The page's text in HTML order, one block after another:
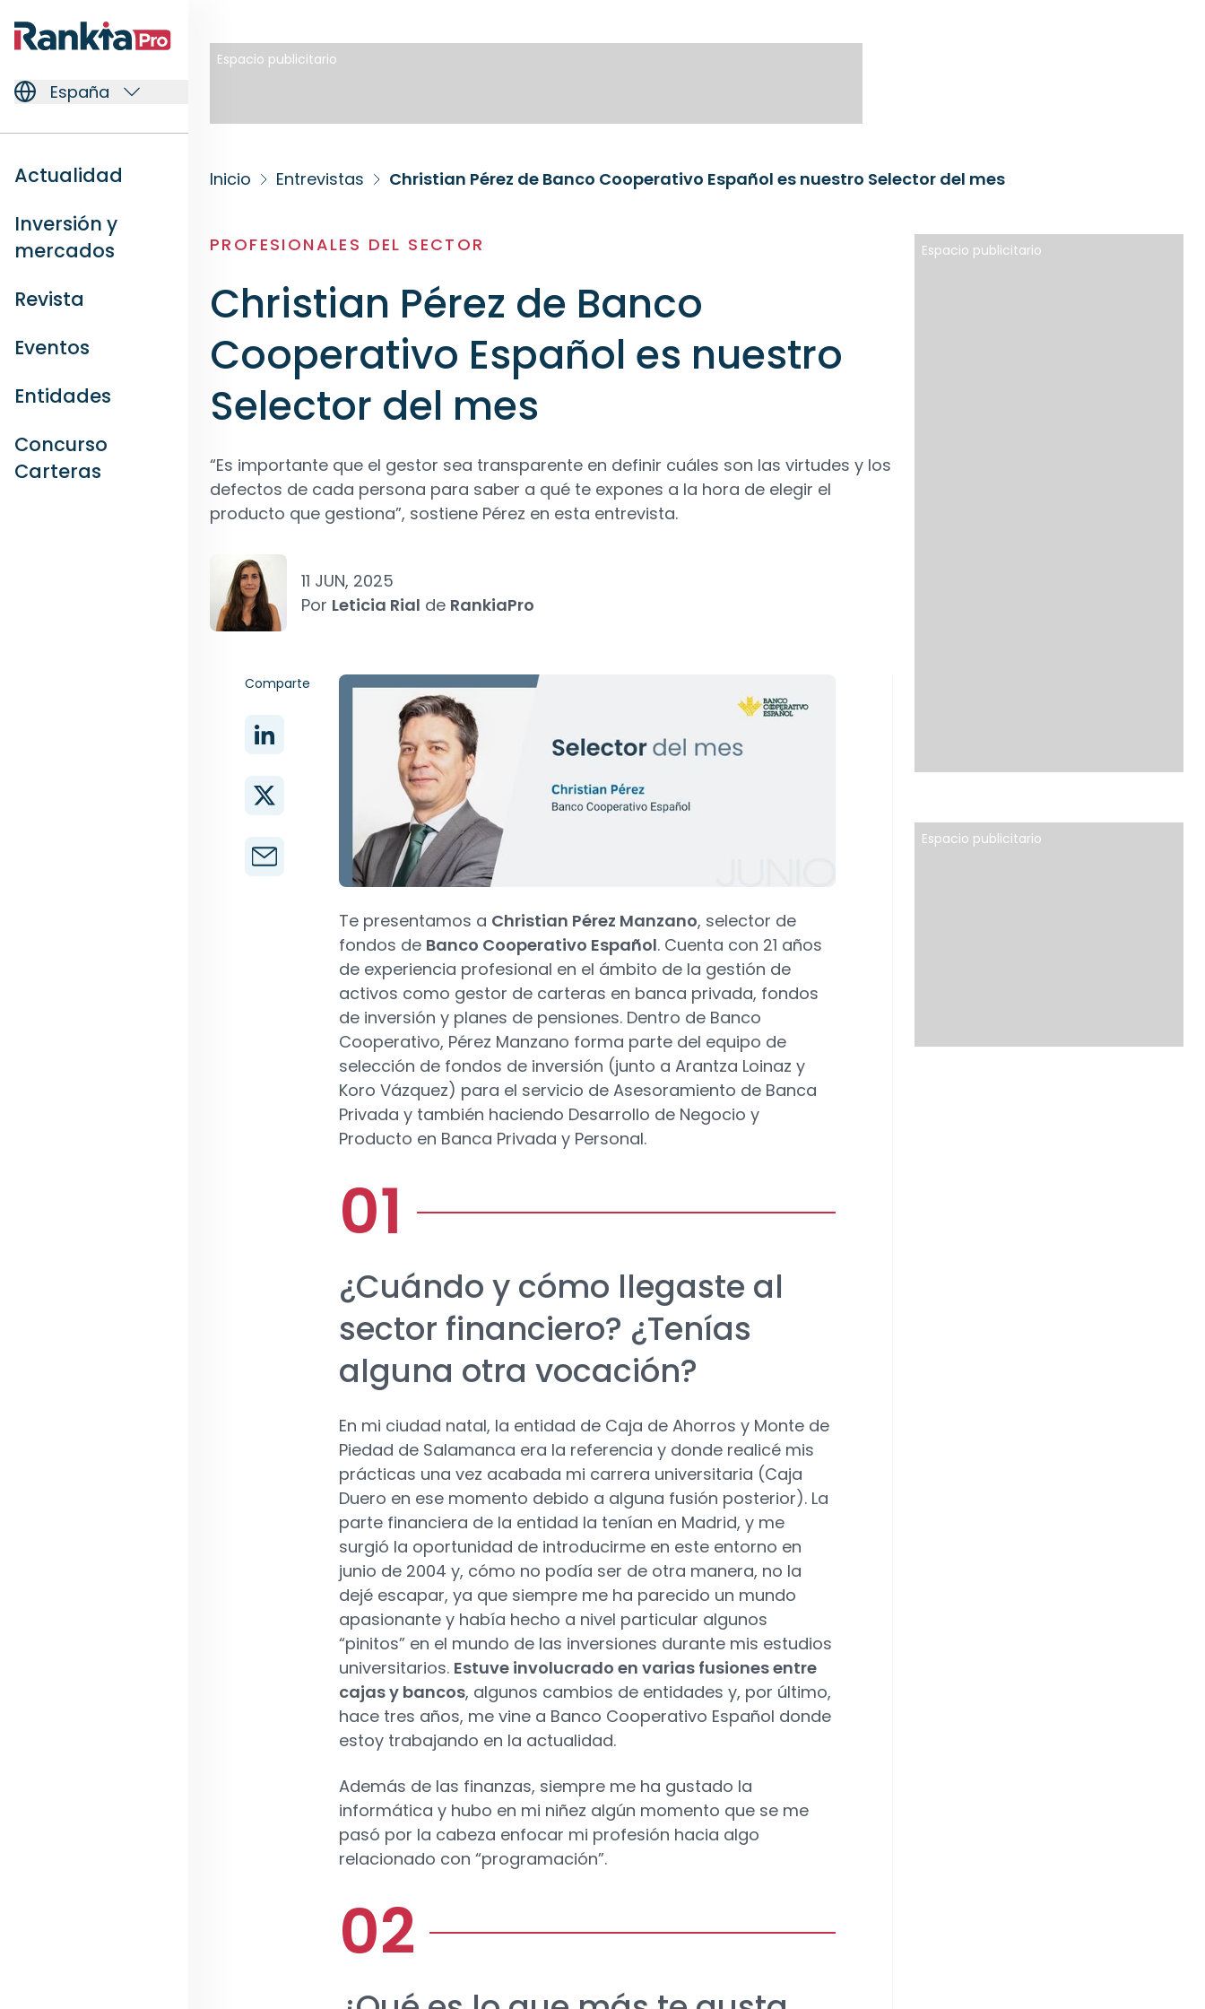
España
Actualidad
Inversión y
mercados
Revista
Eventos
Entidades
Concurso
Carteras
Espacio publicitario
Inicio Entrevistas Christian Pérez de Banco Cooperativo Español es nuestro Selector del mes
PROFESIONALES DEL SECTOR
Christian Pérez de Banco
Cooperativo Español es nuestro
Selector del mes
“Es importante que el gestor sea transparente en definir cuáles son las virtudes y los
defectos de cada persona para saber a qué te expones a la hora de elegir el
producto que gestiona”, sostiene Pérez en esta entrevista.
11 JUN, 2025
Por Leticia Rial de RankiaPro
Comparte
Te presentamos a Christian Pérez Manzano, selector de
fondos de Banco Cooperativo Español. Cuenta con 21 años
de experiencia profesional en el ámbito de la gestión de
activos como gestor de carteras en banca privada, fondos
de inversión y planes de pensiones. Dentro de Banco
Cooperativo, Pérez Manzano forma parte del equipo de
selección de fondos de inversión (junto a Arantza Loinaz y
Koro Vázquez) para el servicio de Asesoramiento de Banca
Privada y también haciendo Desarrollo de Negocio y
Producto en Banca Privada y Personal.
¿Cuándo y cómo llegaste al
sector financiero? ¿Tenías
alguna otra vocación?
En mi ciudad natal, la entidad de Caja de Ahorros y Monte de
Piedad de Salamanca era la referencia y donde realicé mis
prácticas una vez acabada mi carrera universitaria (Caja
Duero en ese momento debido a alguna fusión posterior). La
parte financiera de la entidad la tenían en Madrid, y me
surgió la oportunidad de introducirme en este entorno en
junio de 2004 y, cómo no podía ser de otra manera, no la
dejé escapar, ya que siempre me ha parecido un mundo
apasionante y había hecho a nivel particular algunos
“pinitos” en el mundo de las inversiones durante mis estudios
universitarios. Estuve involucrado en varias fusiones entre
cajas y bancos, algunos cambios de entidades y, por último,
hace tres años, me vine a Banco Cooperativo Español donde
estoy trabajando en la actualidad.
Además de las finanzas, siempre me ha gustado la
informática y hubo en mi niñez algún momento que se me
pasó por la cabeza enfocar mi profesión hacia algo
relacionado con “programación”.
Espacio publicitario
Espacio publicitario